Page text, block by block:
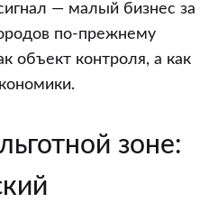
— малый бизнес за
по-прежнему
объект контроля, а как
зоне: